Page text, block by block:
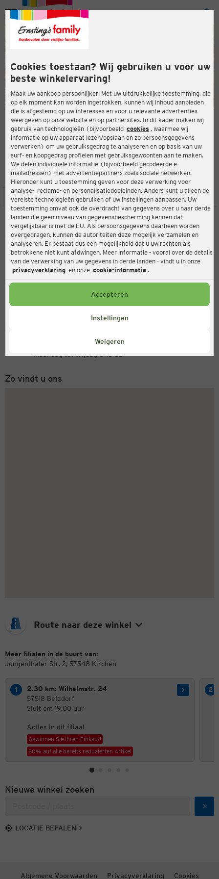
Cookies toestaan? Wij gebruiken u voor uw
beste winkelervaring!
Maak uw aankoop persoonlijker. Met uw uitdrukkelijke toestemming, die
op elk moment kan worden ingetrokken, kunnen wij inhoud aanbieden
die is afgestemd op uw interesses en voor u relevante advertenties
weergeven op onze website en op partnersites. In dit kader maken wij
gebruik van technologieën (bijvoorbeeld cookies , waarmee wij
informatie op uw apparaat lezen/opslaan en zo persoonsgegevens
verwerken) om uw gebruiksgedrag te analyseren en op basis van uw
surf- en koopgedrag profielen met gebruiksgewoonten aan te maken.
We delen individuele informatie (bijvoorbeeld gecodeerde e-
mailadressen) met advertentiepartners zoals sociale netwerken.
Hieronder kunt u toestemming geven voor deze verwerking voor
analyse-, reclame- en personalisatiedoeleinden. Anders kunt u alleen de
vereiste technologieën gebruiken of uw instellingen aanpassen. Uw
toestemming omvat ook de overdracht van gegevens over u naar derde
landen die geen niveau van gegevensbescherming kennen dat
vergelijkbaar is met de EU. Als persoonsgegevens daarheen worden
overgedragen, kunnen de autoriteiten deze mogelijk verzamelen en
analyseren. Er bestaat dus een mogelijkheid dat u uw rechten als
betrokkene niet kunt afdwingen. Meer informatie - vooral over de details
van de verwerking van uw gegevens in derde landen - vindt u in onze
privacyverklaring en onze cookie-informatie .
Accepteren
Instellingen
Weigeren
Menu
ERNSTING'S FAMILY-WINKEL
Jungenthaler Str. 2
57548 Kirchen
4,7
Beoordeling:
LOCATIE SERVICES ASSORTIMENT ACTIES
Ernsting's family
Jungenthaler Str. 2, 57548 Kirchen
Open
Openingstijden vandaag:
+31 (0) 543 20 50 15
Zo vindt u ons
Route naar deze winkel
Meer filialen in de buurt van:
Jungenthaler Str. 2, 57548 Kirchen
2.30 km: Wilhelmstr. 24
57518 Betzdorf
Sluit om 19:00 uur
Acties in dit filiaal
Gewinnen Sie Ihren Einkauf!
50% auf alle bereits reduzierten Artikel
Nieuwe winkel zoeken
LOCATIE BEPALEN
Algemene Voorwaarden Privacyverklaring Cookies